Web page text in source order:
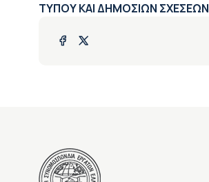
ΤΥΠΟΥ ΚΑΙ ΔΗΜΟΣΙΩΝ ΣΧΕΣΕΩN